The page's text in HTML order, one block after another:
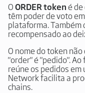
OORDER tokené
têm poder de voto
plataforma.
recompensado ao
O nome do token
"order" é "pedido".
reúne os pedidos
Network facilita a
chains.